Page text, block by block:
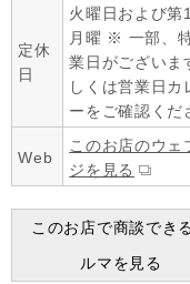
定休
日
火曜日および第
月曜 ※ 一部、
業日がございま
しくは営業日カ
ーをご確認くだ
Web
このお店のウェ
ジを見る
このお店で商談でき
ルマを見る